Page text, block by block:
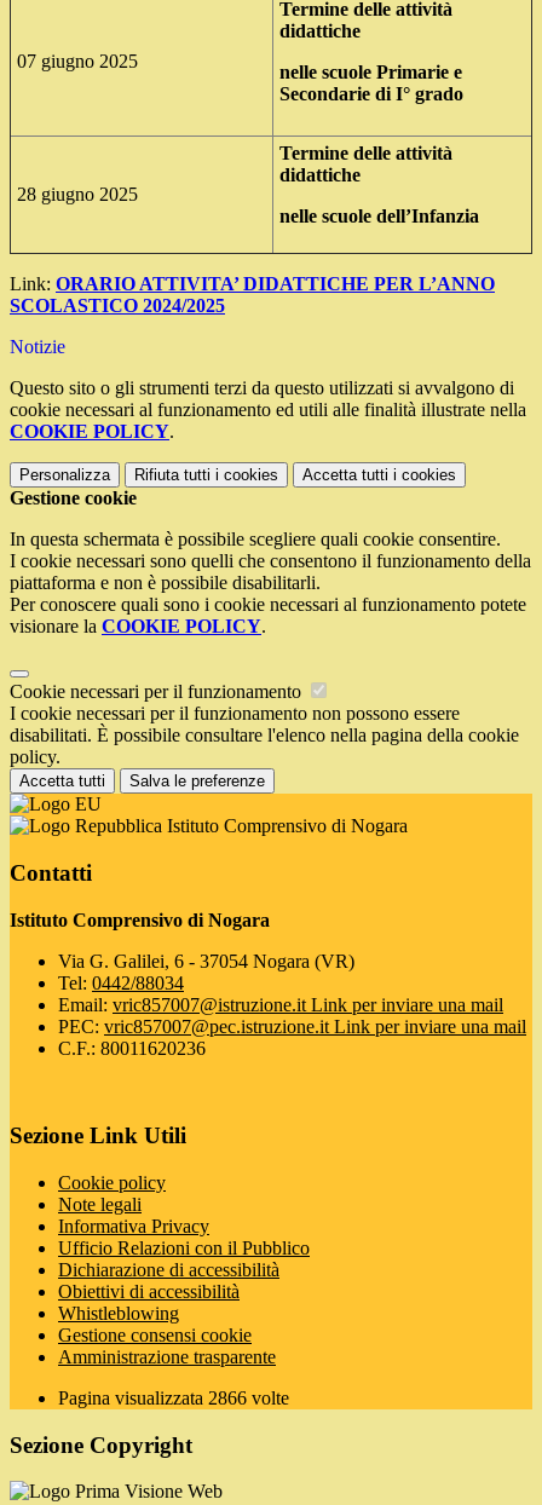
07 giugno 2025
Termine delle attività
didattiche
nelle scuole Primarie e
Secondarie di I° grado
28 giugno 2025
Termine delle attività
didattiche
nelle scuole dell’Infanzia
Link: ORARIO ATTIVITA’ DIDATTICHE PER L’ANNO
SCOLASTICO 2024/2025
Notizie
Questo sito o gli strumenti terzi da questo utilizzati si avvalgono di
cookie necessari al funzionamento ed utili alle finalità illustrate nella
COOKIE POLICY.
Personalizza Rifiuta tutti i cookies Accetta tutti i cookies
Gestione cookie
In questa schermata è possibile scegliere quali cookie consentire.
I cookie necessari sono quelli che consentono il funzionamento della
piattaforma e non è possibile disabilitarli.
Per conoscere quali sono i cookie necessari al funzionamento potete
visionare la COOKIE POLICY.
Cookie necessari per il funzionamento
I cookie necessari per il funzionamento non possono essere
disabilitati. È possibile consultare l'elenco nella pagina della cookie
policy.
Accetta tutti Salva le preferenze
Istituto Comprensivo di Nogara
Contatti
Istituto Comprensivo di Nogara
Via G. Galilei, 6 - 37054 Nogara (VR)
Tel: 0442/88034
Email: vric857007@istruzione.it Link per inviare una mail
PEC: vric857007@pec.istruzione.it Link per inviare una mail
C.F.: 80011620236
Sezione Link Utili
Cookie policy
Note legali
Informativa Privacy
Ufficio Relazioni con il Pubblico
Dichiarazione di accessibilità
Obiettivi di accessibilità
Whistleblowing
Gestione consensi cookie
Amministrazione trasparente
Pagina visualizzata 2866 volte
Sezione Copyright